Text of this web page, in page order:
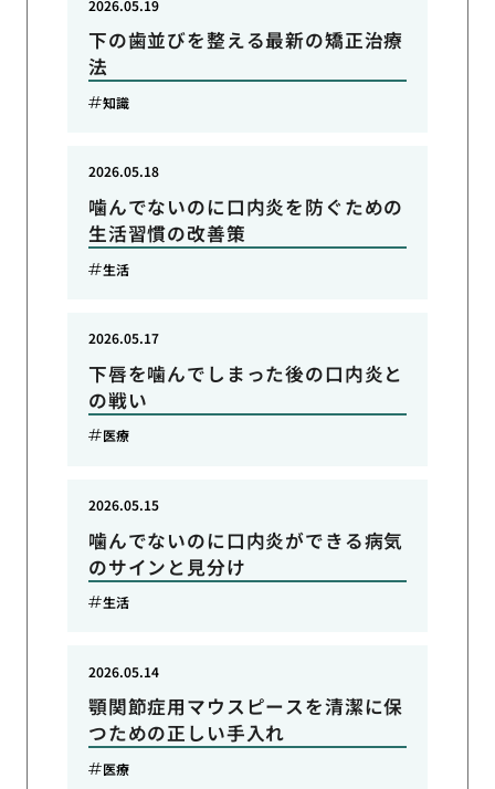
下の歯並びを整える最新の矯正治療
法
2026.05.19
知識
噛んでないのに口内炎を防ぐための
生活習慣の改善策
2026.05.18
生活
下唇を噛んでしまった後の口内炎と
の戦い
2026.05.17
医療
噛んでないのに口内炎ができる病気
のサインと見分け
2026.05.15
生活
顎関節症用マウスピースを清潔に保
つための正しい手入れ
2026.05.14
医療